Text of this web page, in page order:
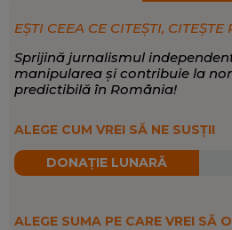
EȘTI CEEA CE CITEȘTI,
Sprijină jurnalismul
manipularea și contribuie la
predictibilă în România!
ALEGE CUM VREI SĂ NE SUSȚII
DONAȚIE LUNARĂ
ALEGE SUMA PE CARE VREI SĂ